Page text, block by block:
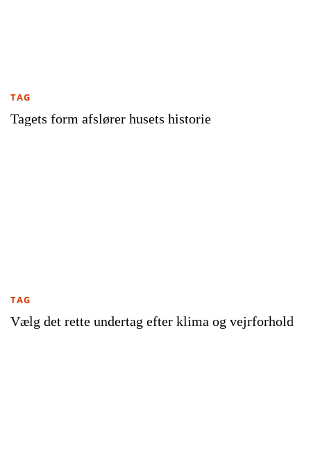
Tagets form afslører husets historie
TAG
Vælg det rette undertag efter klima og vejrforhold
TAG